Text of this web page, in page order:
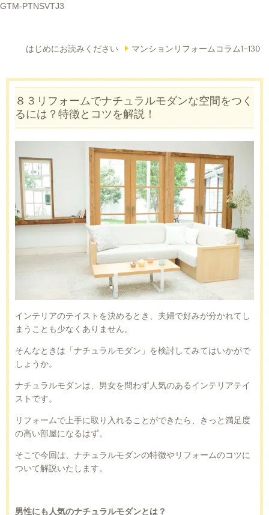
GTM-PTNSVTJ3
はじめにお読みください マンションリフォームコラム1~130
８３リフォームでナチュラルモダンな空間をつく
るには？特徴とコツを解説！
インテリアのテイストを決めるとき、夫婦で好みが分かれてし
まうことも少なくありません。
そんなときは「ナチュラルモダン」を検討してみてはいかがで
しょうか。
ナチュラルモダンは、男女を問わず人気のあるインテリアテイ
ストです。
リフォームで上手に取り入れることができたら、きっと満足度
の高い部屋になるはず。
そこで今回は、ナチュラルモダンの特徴やリフォームのコツに
ついて解説いたします。
男性にも人気のナチュラルモダンとは？